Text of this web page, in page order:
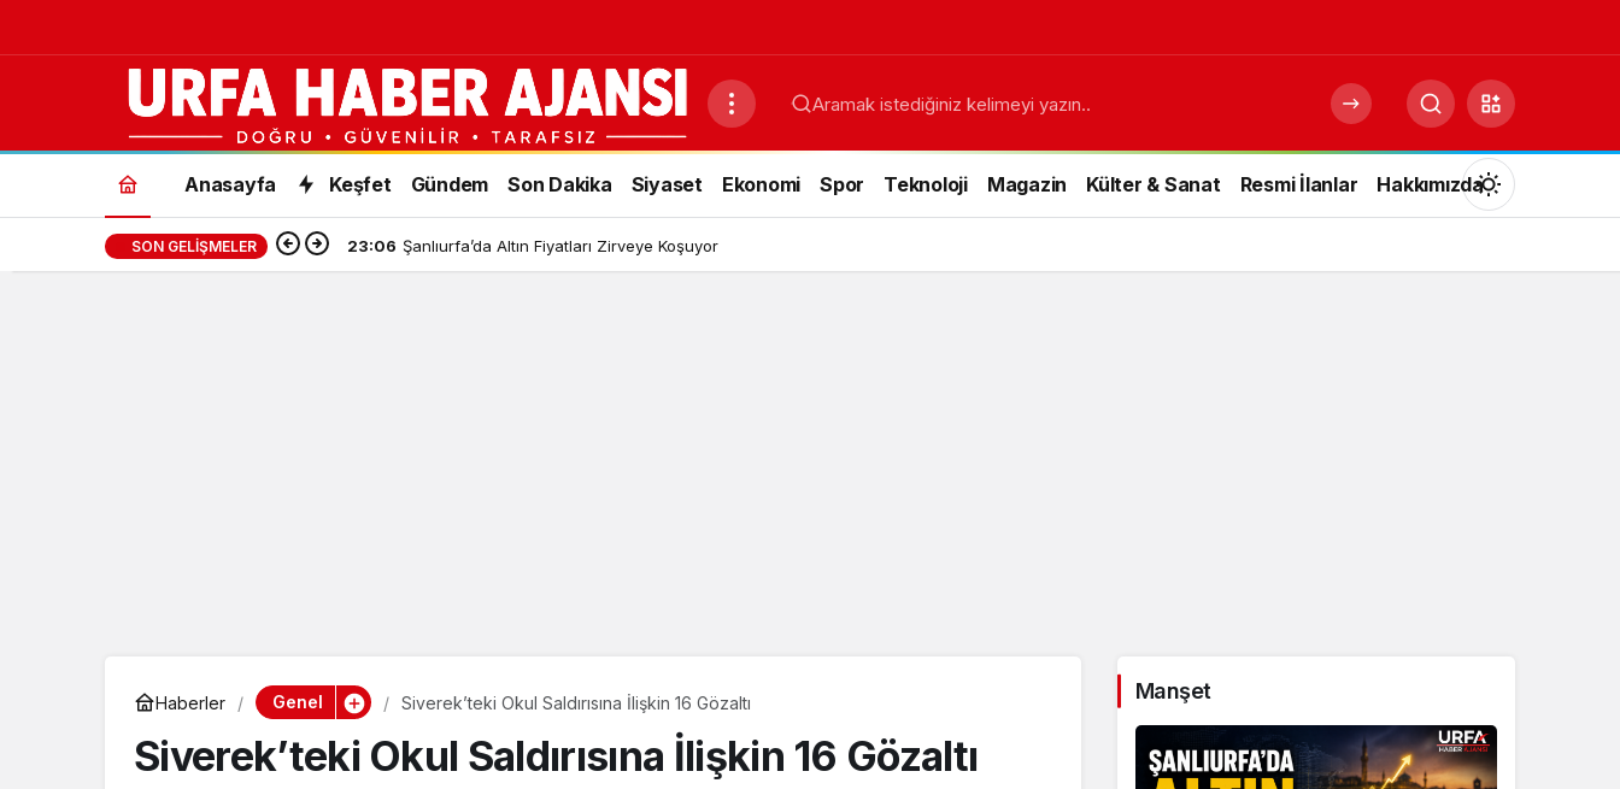
Anasayfa Keşfet Gündem Son Dakika Siyaset Ekonomi Spor Teknoloji Magazin Külter & Sanat Resmi İlanlar HakkımızdaMod
değiştir
SON GELIŞMELER 23:06 Şanlıurfa’da Altın Fiyatları Zirveye Koşuyor
Haberler Genel Siverek’teki Okul Saldırısına İlişkin 16 Gözaltı
Siverek’teki Okul Saldırısına İlişkin 16 Gözaltı
Manşet